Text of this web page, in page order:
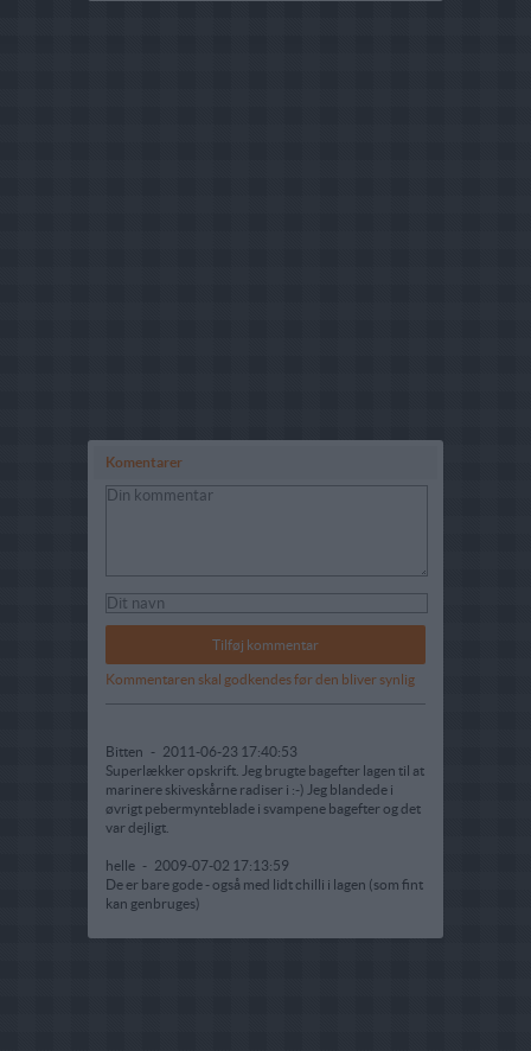
Komentarer
Kommentaren skal godkendes før den bliver synlig
Bitten - 2011-06-23 17:40:53
Superlækker opskrift. Jeg brugte bagefter lagen til at
marinere skiveskårne radiser i :-) Jeg blandede i
øvrigt pebermynteblade i svampene bagefter og det
var dejligt.
helle - 2009-07-02 17:13:59
De er bare gode - også med lidt chilli i lagen (som fint
kan genbruges)